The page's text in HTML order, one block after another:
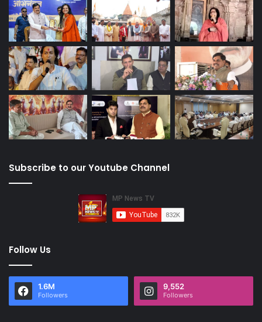
Subscribe to our Youtube Channel
Follow Us
1.6M
Followers
9,552
Followers